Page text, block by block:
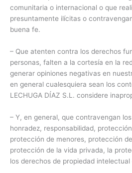
comunitaria o internacional o que
presuntamente ilícitas o
buena fe.
– Que atenten contra los derechos
personas, falten a la cortesía en la
generar opiniones negativas en
en general cualesquiera sean los
LECHUGA DÍAZ S.L. considere
– Y, en general, que contravengan
honradez, responsabilidad,
protección de menores, protección
protección de la vida privada, la
los derechos de propiedad intelectual